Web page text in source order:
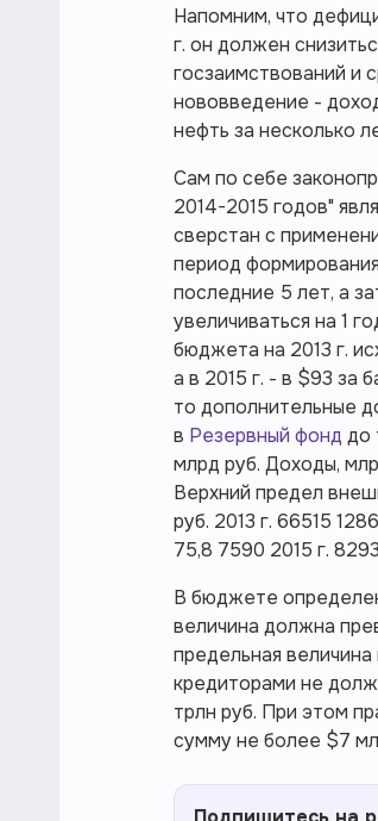
Напомним, что
г. он должен
госзаимствований и
нововведение -
нефть за несколько
Сам по себе
2014-2015 годов"
сверстан с
период
последние 5 лет, а
увеличиваться на 1
бюджета на 2013 г.
а в 2015 г. - в $93 за
то дополнительные
в Резервный фонд до
млрд руб. Доходы,
Верхний предел
руб. 2013 г. 66515
75,8 7590 2015 г.
В бюджете
величина должна
предельная
кредиторами не
трлн руб. При этом
сумму не более $7